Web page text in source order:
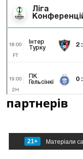
партнерів
21+ Матеріали